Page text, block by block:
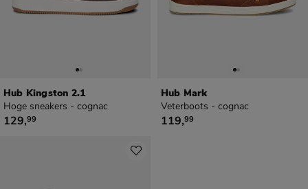
Hub Kingston 2.1
Hoge sneakers - cognac
€ 129,99
129,99
Hub Mark
Veterboots - cognac
€ 119,99
119,99